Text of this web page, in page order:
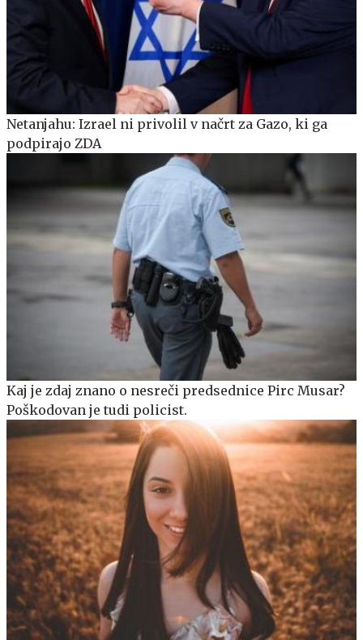
Netanjahu: Izrael ni privolil v načrt za Gazo, ki ga
podpirajo ZDA
Kaj je zdaj znano o nesreči predsednice Pirc Musar?
Poškodovan je tudi policist.